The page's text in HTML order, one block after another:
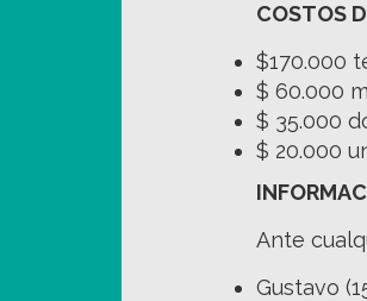
COSTOS
$170.000
$ 60.000
$ 35.000
$ 20.000
Ante
Gustavo